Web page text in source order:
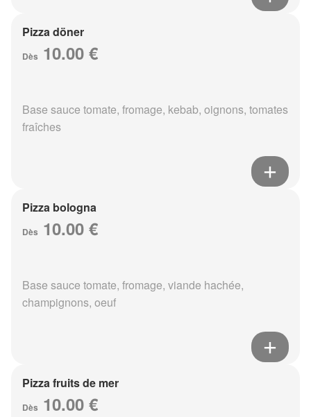
Pizza döner
Dès 10.00 €
Base sauce tomate, fromage, kebab, oignons, tomates
fraîches
Pizza bologna
Dès 10.00 €
Base sauce tomate, fromage, viande hachée,
champignons, oeuf
Pizza fruits de mer
Dès 10.00 €